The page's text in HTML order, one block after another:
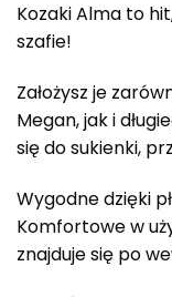
Kozaki Alma to
szafie!
Założysz je
Megan, jak i
się do sukienki,
Wygodne dzięki
Komfortowe w
znajduje się po